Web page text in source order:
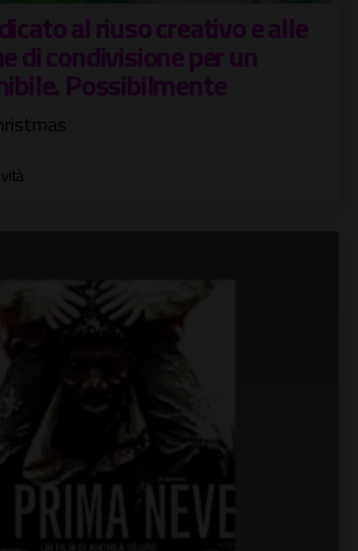
al riuso creativo e alle
di condivisione per un
Possibilmente